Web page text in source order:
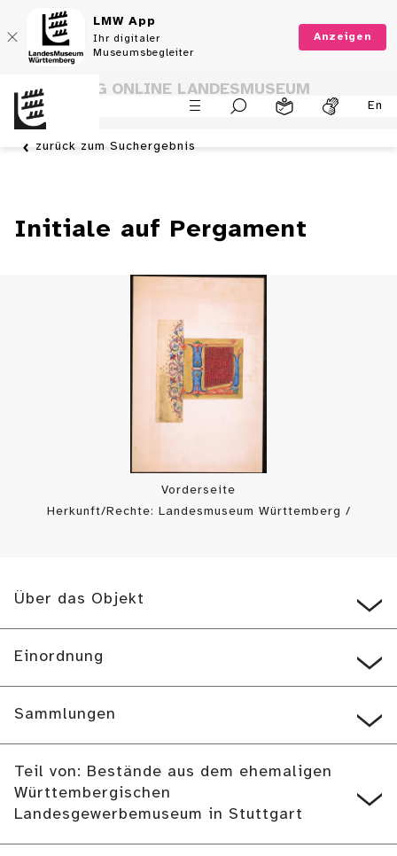
LMW App
Ihr digitaler
Museumsbegleiter
Anzeigen
En
SAMMLUNG ONLINE LANDESMUSEUM
WÜRTTEMBERG
zurück zum Suchergebnis
Initiale auf Pergament
Vorderseite
Herkunft/Rechte: Landesmuseum Württemberg /
Über das Objekt
Einordnung
Sammlungen
Teil von: Bestände aus dem ehemaligen
Württembergischen
Landesgewerbemuseum in Stuttgart